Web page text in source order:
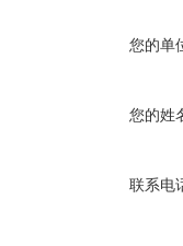
您的单
您的姓
联系电